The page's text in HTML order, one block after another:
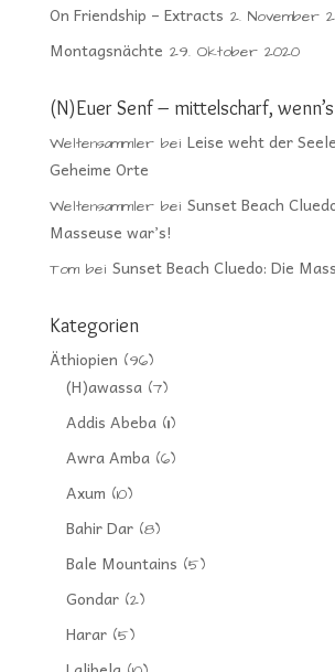
On Friendship – Extracts 2. November
Montagsnächte 29. Oktober 2020
(N)Euer Senf – mittelscharf,
Weltensammlerbei Leise weht der
Geheime Orte
Weltensammlerbei Sunset Beach
Masseuse war’s!
Tombei Sunset Beach Cluedo: Die
Kategorien
Äthiopien (96)
(H)awassa(7)
Addis Abeba(11)
Awra Amba(6)
Axum (10)
Bahir Dar(8)
Bale Mountains (5)
Gondar(2)
Harar(5)